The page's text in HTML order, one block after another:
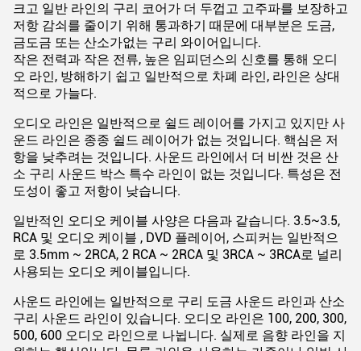
크고 일반 라인의 구리 코어가 더 두껍고 고주파를 보장하고
저항 감쇠를 줄이기 위해 통과하기 때문에 대부분은 도금,
금도금 또는 산소가없는 구리 와이어입니다.
작은 전력과 작은 전류, 높은 임피던스의 신호를 통해 오디
오 라인, 방해하기 쉽고 일반적으로 차폐 라인, 라인은 상대
적으로 가늘다.
오디오 라인은 일반적으로 쉴드 레이어를 가지고 있지만 사
운드 라인은 종종 쉴드 레이어가 없는 것입니다. 핵심은 저
항을 낮추려는 것입니다. 사운드 라인에서 더 비싼 것은 산
소 구리 사운드 박스 특수 라인이 없는 것입니다. 특성은 전
도성이 좋고 저항이 낮습니다.
일반적인 오디오 케이블 사양은 다음과 같습니다. 3.5~3.5,
RCA 및 오디오 케이블 , DVD 플레이어, 스피커는 일반적으
로 3.5mm ~ 2RCA, 2 RCA ~ 2RCA 및 3RCA ~ 3RCA로 널리
사용되는 오디오 케이블입니다.
사운드 라인에는 일반적으로 구리 도금 사운드 라인과 산소
구리 사운드 라인이 있습니다. 오디오 라인은 100, 200, 300,
500, 600 오디오 라인으로 나뉩니다. 실제로 음향 라인을 지